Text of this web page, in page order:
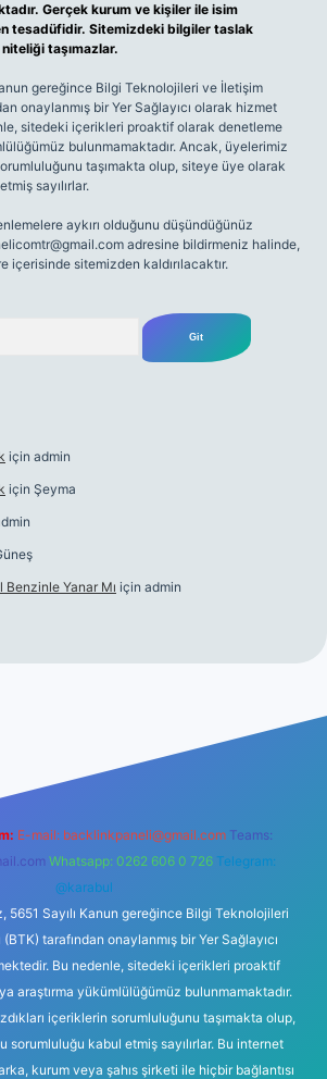
Gerçek kurum ve kişiler ile isim
tesadüfidir. Sitemizdeki bilgiler taslak
taşımazlar.
gereğince Bilgi Teknolojileri ve İletişim
onaylanmış bir Yer Sağlayıcı olarak hizmet
sitedeki içerikleri proaktif olarak denetleme
bulunmamaktadır. Ancak, üyelerimiz
taşımakta olup, siteye üye olarak
sayılırlar.
aykırı olduğunu düşündüğünüz
adresine bildirmeniz halinde,
içerisinde sitemizden kaldırılacaktır.
için admin
için Şeyma
Yanar Mı için admin
E-mail: backlinkpaneli@gmail.com Teams:
Whatsapp: 0262 606 0 726 Telegram:
@karabul
5651 Sayılı Kanun gereğince Bilgi Teknolojileri
tarafından onaylanmış bir Yer Sağlayıcı
Bu nedenle, sitedeki içerikleri proaktif
araştırma yükümlülüğümüz bulunmamaktadır.
içeriklerin sorumluluğunu taşımakta olup,
sorumluluğu kabul etmiş sayılırlar. Bu internet
kurum veya şahıs şirketi ile hiçbir bağlantısı